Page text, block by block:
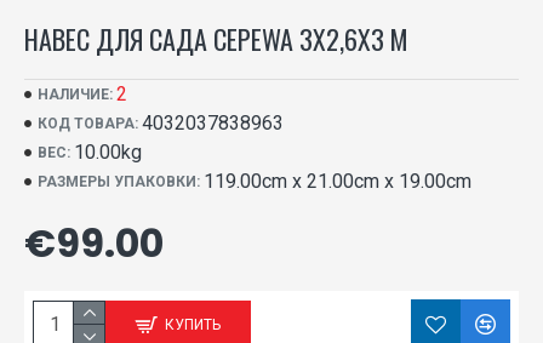
НАВЕС ДЛЯ САДА CEPEWA 3X2,6X3 М
НАЛИЧИЕ: 2
КОД ТОВАРА: 4032037838963
ВЕС: 10.00kg
РАЗМЕРЫ УПАКОВКИ: 119.00cm x 21.00cm x 19.00cm
€99.00
КУПИТЬ